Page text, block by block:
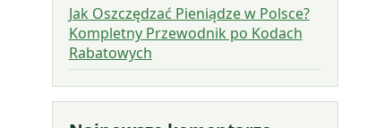
Jak Oszczędzać Pieniądze w Polsce?
Kompletny Przewodnik po Kodach
Rabatowych